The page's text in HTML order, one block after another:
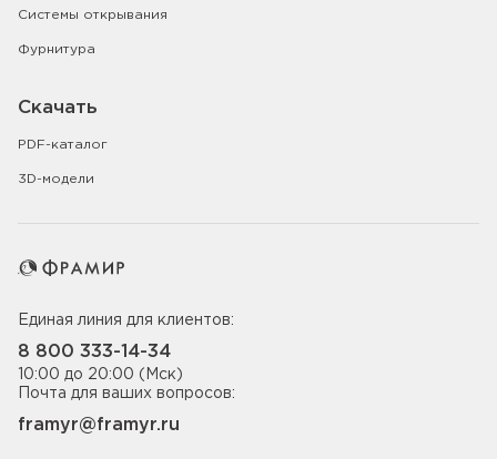
Системы открывания
Фурнитура
Скачать
PDF-каталог
3D-модели
Единая линия для клиентов:
8 800 333-14-34
10:00 до 20:00 (Мск)
Почта для ваших вопросов:
framyr@framyr.ru